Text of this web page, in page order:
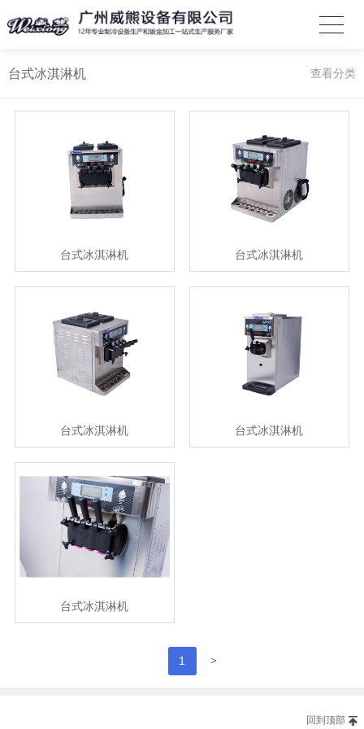
台式冰淇淋机 查看分类
台式冰淇淋机 台式冰淇淋机
台式冰淇淋机 台式冰淇淋机
台式冰淇淋机
1 >
回到顶部